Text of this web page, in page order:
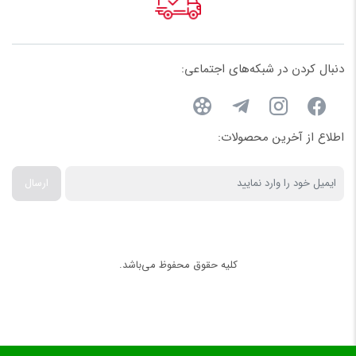
پروژه‌های مختلف مورد استفاده قرار می‌گیرند. این اتصالات معمولاً برای
سیستم‌های آبرسانی و آبیاری طراحی شده‌اند و در سایزهای متنوع عرضه
می‌شوند.
چه زمانی باید از زانو مساوی استفاده کنیم؟
گاهی در اجرای شبکه لوله‌کشی لازم است مسیر لوله تغییر کند، اما قطر
لوله در ابتدا و انتهای مسیر ثابت بماند. در چنین شرایطی زانو مساوی
گلخانه‌ها
دنبال کردن در شبکه‌های اجتماعی:
اطلاع از آخرین محصولات:
ارسال
کلیه حقوق محفوظ می‌باشد.